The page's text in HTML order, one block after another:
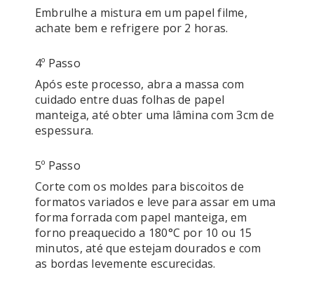
Embrulhe a mistura em um papel filme,
achate bem e refrigere por 2 horas.
4º Passo
Após este processo, abra a massa com
cuidado entre duas folhas de papel
manteiga, até obter uma lâmina com 3cm de
espessura.
5º Passo
Corte com os moldes para biscoitos de
formatos variados e leve para assar em uma
forma forrada com papel manteiga, em
forno preaquecido a 180°C por 10 ou 15
minutos, até que estejam dourados e com
as bordas levemente escurecidas.